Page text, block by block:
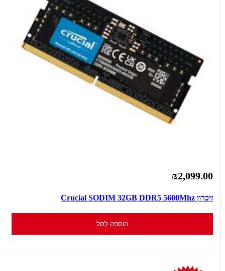
₪2,099.00
זיכרון Crucial SODIM 32GB DDR5 5600Mhz
הוספה לסל